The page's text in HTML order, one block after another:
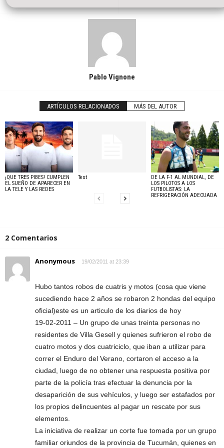
Pablo Vignone
ARTÍCULOS RELACIONADOS MÁS DEL AUTOR
¡QUE TRES PIBES! CUMPLEN
EL SUEÑO DE APARECER EN
LA TELE Y LAS REDES
Test
DE LA F-1 AL MUNDIAL, DE
LOS PILOTOS A LOS
FUTBOLISTAS: LA
REFRIGERACIÓN ADECUADA
2 Comentarios
Anonymous 19/02/2011 at 23:39
Hubo tantos robos de cuatris y motos (cosa que viene
sucediendo hace 2 años se robaron 2 hondas del equipo
oficial)este es un articulo de los diarios de hoy
19-02-2011 – Un grupo de unas treinta personas no
residentes de Villa Gesell y quienes sufrieron el robo de
cuatro motos y dos cuatriciclo, que iban a utilizar para
correr el Enduro del Verano, cortaron el acceso a la
ciudad, luego de no obtener una respuesta positiva por
parte de la policía tras efectuar la denuncia por la
desaparición de sus vehículos, y luego ser estafados por
los propios delincuentes al pagar un rescate por sus
elementos.
La iniciativa de realizar un corte fue tomada por un grupo
familiar oriundos de la provincia de Tucumán, quienes en